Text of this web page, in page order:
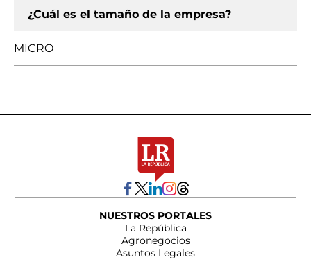
¿Cuál es el tamaño de la empresa?
MICRO
NUESTROS PORTALES
La República
Agronegocios
Asuntos Legales